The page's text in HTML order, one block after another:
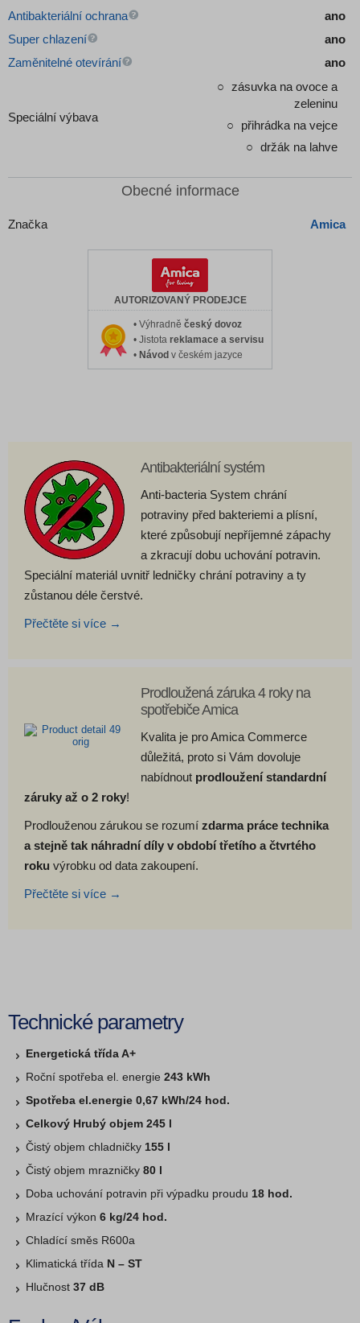
Antibakteriální ochrana
ano
Super chlazení
ano
Zaměnitelné otevírání
ano
Speciální výbava
zásuvka na ovoce a
zeleninu
přihrádka na vejce
držák na lahve
Obecné informace
Značka Amica
AUTORIZOVANÝ PRODEJCE
• Výhradně český dovoz
• Jistota reklamace a servisu
• Návod v českém jazyce
Antibakteriální systém
Anti-bacteria System chrání
potraviny před bakteriemi a plísní,
které způsobují nepříjemné zápachy
a zkracují dobu uchování potravin.
Speciální materiál uvnitř ledničky chrání potraviny a ty
zůstanou déle čerstvé.
Přečtěte si více →
Prodloužená záruka 4 roky na
spotřebiče Amica
Kvalita je pro Amica Commerce
důležitá, proto si Vám dovoluje
nabídnout prodloužení standardní
záruky až o 2 roky!
Prodlouženou zárukou se rozumí zdarma práce technika
a stejně tak náhradní díly v období třetího a čtvrtého
roku výrobku od data zakoupení.
Přečtěte si více →
Technické parametry
Energetická třída A+
Roční spotřeba el. energie 243 kWh
Spotřeba el.energie 0,67 kWh/24 hod.
Celkový Hrubý objem 245 l
Čistý objem chladničky 155 l
Čistý objem mrazničky 80 l
Doba uchování potravin při výpadku proudu 18 hod.
Mrazící výkon 6 kg/24 hod.
Chladící směs R600a
Klimatická třída N – ST
Hlučnost 37 dB